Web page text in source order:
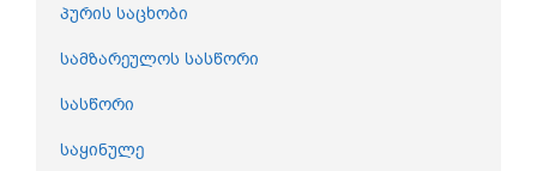
პურის საცხობი
სამზარეულოს სასწორი
სასწორი
საყინულე